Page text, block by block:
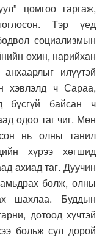
цомгоо гаргаж,
Тэр үед
социализмын
охин, нарийхан
илүүтэй
хэвлэлд ч Сараа,
бүсгүй байсан ч
одоо таг чиг. Мөн
нь олны танил
хүрээ хөгшид
ахиад таг. Дуучин
болж, олны
шахлаа. Буддын
дотоод хүчтэй
больж сул дорой